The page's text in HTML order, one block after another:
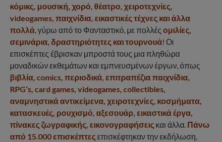
κόμικς, μουσική, χορό, θέατρο, χειροτεχνίες,
videogames, παιχνίδια, εικαστικές τέχνες και άλλα
πολλά, γύρω από το Φανταστικό, με πολλές ομιλίες,
σεμινάρια, δραστηριότητες και τουρνουά! Οι
επισκέπτες έβρισκαν μπροστά τους μια πληθώρα
μοναδικών εκθεμάτων και εμπνευσμένων έργων, όπως
βιβλία, comics, περιοδικά, επιτραπέζια παιχνίδια,
RPG’s, card games, videogames, collectibles,
αναμνηστικά αντικείμενα, χειροτεχνίες, κοσμήματα,
κατασκευές, ρουχισμό, αξεσουάρ, εικαστικά έργα,
πίνακες ζωγραφικής, εικονογραφήσεις και άλλα. Πάνω
από 15.000 επισκέπτες επισκέφτηκαν την εκδήλωση,